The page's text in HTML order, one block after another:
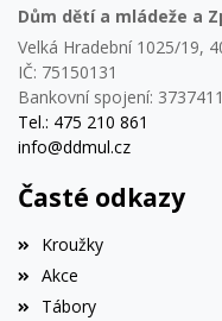
Dům dětí a mládeže a
Velká Hradební 1025/19,
IČ: 75150131
Bankovní spojení:
Tel.: 475 210 861
info@ddmul.cz
Časté odkazy
Kroužky
Akce
Tábory